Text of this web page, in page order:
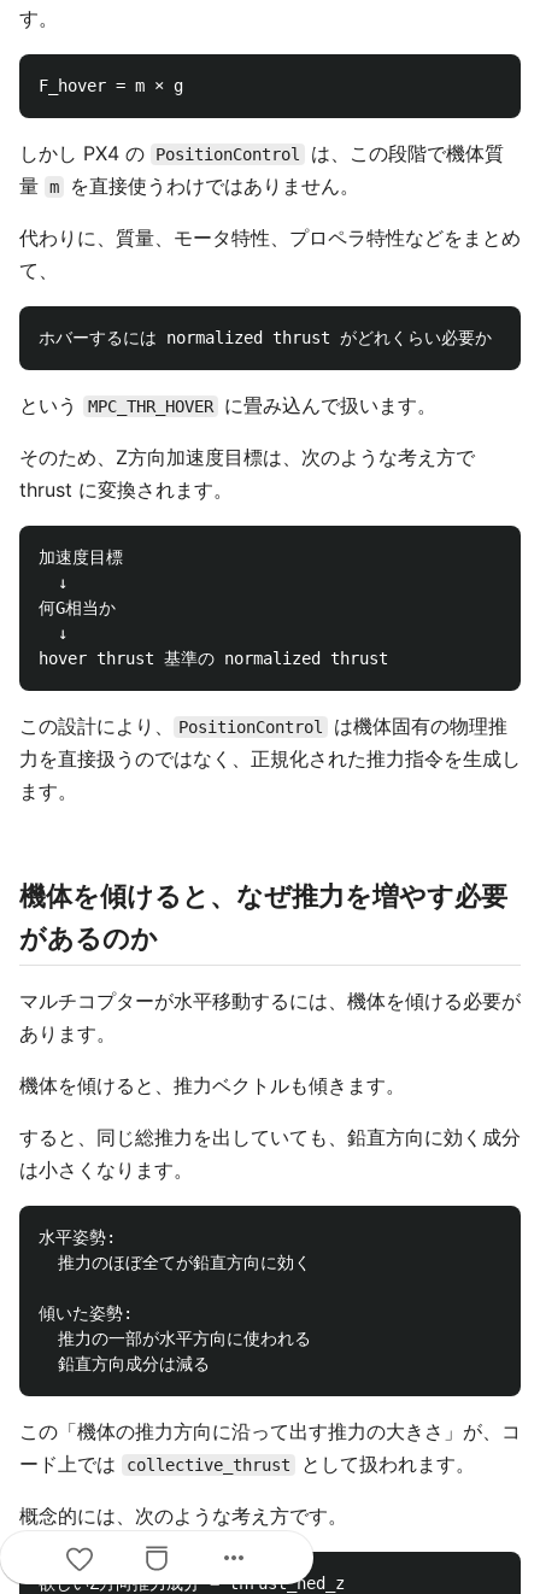
す。
しかし PX4 の PositionControl
は、この段階で機体質
量 m を直接使うわけではありません。
代わりに、質量、モータ特性、プロペラ特性などをまとめ
て、
という MPC_THR_HOVER に畳み込んで扱います。
そのため、Z方向加速度目標は、次のような考え方で
thrust に変換されます。
加速度目標
  ↓
何G相当か
  ↓
この設計により、 PositionControl
は機体固有の物理推
力を直接扱うのではなく、正規化された推力指令を生成し
ます。
機体を傾けると、なぜ推力を増やす必要
があるのか
マルチコプターが水平移動するには、機体を傾ける必要が
あります。
機体を傾けると、推力ベクトルも傾きます。
すると、同じ総推力を出していても、鉛直方向に効く成分
は小さくなります。
水平姿勢:
  推力のほぼ全てが鉛直方向に効く
傾いた姿勢:
  推力の一部が水平方向に使われる
この「機体の推力方向に沿って出す推力の大きさ」が、コ
ード上では
collective_thrust として扱われます。
概念的には、次のような考え方です。
欲しいZ方向推力成分 = thrust_ned_z
more_horiz